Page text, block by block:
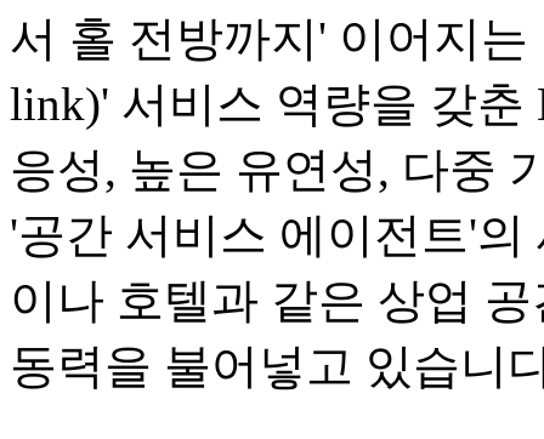
서 홀 전방까지' 이어지
link)' 서비스 역량을 갖춘
응성, 높은 유연성, 다중
'공간 서비스 에이전트'
이나 호텔과 같은 상업
동력을 불어넣고 있습니